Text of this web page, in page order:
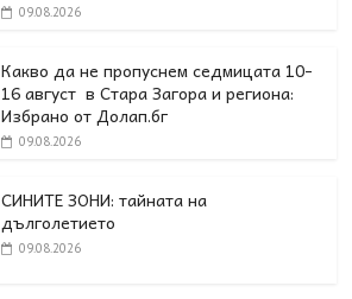
09.08.2026
Какво да не пропуснем седмицата 10-
16 август в Стара Загора и региона:
Избрано от Долап.бг
09.08.2026
СИНИТЕ ЗОНИ: тайната на
дълголетието
09.08.2026